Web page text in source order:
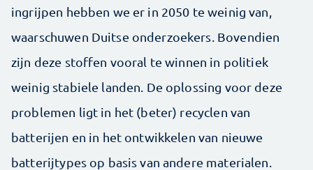
ingrijpen hebben we er in 2050 te weinig van,
waarschuwen Duitse onderzoekers. Bovendien
zijn deze stoffen vooral te winnen in politiek
weinig stabiele landen. De oplossing voor deze
problemen ligt in het (beter) recyclen van
batterijen en in het ontwikkelen van nieuwe
batterijtypes op basis van andere materialen.